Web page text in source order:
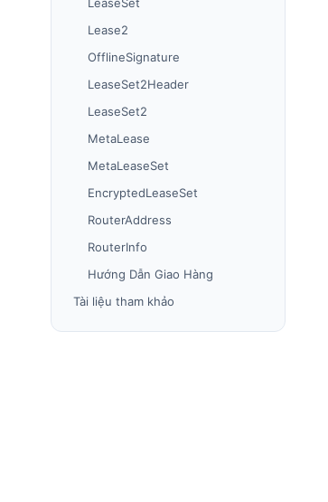
Lease2
OfflineSignature
LeaseSet2Header
LeaseSet2
MetaLease
MetaLeaseSet
EncryptedLeaseSet
RouterAddress
RouterInfo
Hướng Dẫn Giao Hàng
Tài liệu tham khảo